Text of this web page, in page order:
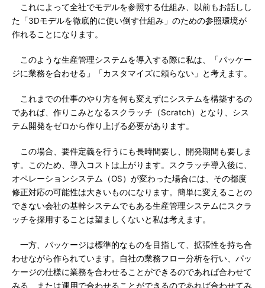
これによって全社でモデルを参照する仕組み、以前もお話しし
た「3Dモデルを徹底的に使い倒す仕組み」のための参照環境が
作れることになります。
このような生産管理システムを導入する際に私は、「パッケー
ジに業務を合わせる」「カスタマイズに頼らない」と考えます。
これまでの仕事のやり方を何も変えずにシステムを構築するの
であれば、作りこみとなるスクラッチ（Scratch）となり、シス
テム開発をゼロから作り上げる必要があります。
この場合、要件定義を行うにも長時間要し、開発期間も要しま
す。このため、導入コストは上がります。スクラッチ導入後に、
オペレーションシステム（OS）が変わった場合には、その都度
修正対応の可能性は大きいものになります。簡単に変えることの
できない会社の基幹システムでもある生産管理システムにスクラ
ッチを採用することは望ましくないと私は考えます。
一方、パッケージは標準的なものを目指して、拡張性を持ち合
わせながら作られています。自社の業務フロー分析を行い、パッ
ケージの仕様に業務を合わせることができるのであれば合わせて
みる、または運用で合わせることができるのであれば合わせてみ